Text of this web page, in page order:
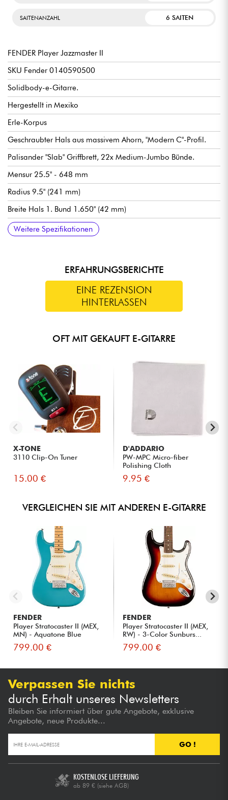
SAITENANZAHL 6 SAITEN
FENDER Player Jazzmaster II
SKU Fender 0140590500
Solidbody-e-Gitarre.
Hergestellt in Mexiko
Erle-Korpus
Geschraubter Hals aus massivem Ahorn, "Modern C"-Profil.
Palisander "Slab" Griffbrett, 22x Medium-Jumbo Bünde.
Mensur 25.5" - 648 mm
Radius 9.5" (241 mm)
Breite Hals 1. Bund 1.650" (42 mm)
Single-coil Tonabnehmer Fender Player Series Single-Coil
Alnico 5
Allgemeine Lautstärke
Allgemeiner Ton
3-fach Tonabnehmerwahlschalter
Traditioneller Steg/Vibrato Fender 6-Saddle Vintage-Style
Adjustable with "Floating" Tremolo Tailpiece
Fender ClassicGear stimmmechaniken
Hochglanz Polyester Korpus Finish
Hals Urethan Satin Finish
Empfohlene Saitenstärken (Standard Tuning): 9.42, 9.46
Weitere Spezifikationen
ERFAHRUNGSBERICHTE
EINE REZENSION
HINTERLASSEN
OFT MIT GEKAUFT E-GITARRE
X-TONE
3110 Clip-On Tuner
15.00 €
D'ADDARIO
PW-MPC Micro-fiber
Polishing Cloth
9.95 €
VERGLEICHEN SIE MIT ANDEREN E-GITARRE
FENDER
Player Stratocaster II (MEX,
MN) - Aquatone Blue
799.00 €
FENDER
Player Stratocaster II (MEX,
RW) - 3-Color Sunburs...
799.00 €
Verpassen Sie nichts
durch Erhalt unseres Newsletters
Bleiben Sie informiert über gute Angebote, exklusive
Angebote, neue Produkte...
GO !
KOSTENLOSE LIEFERUNG
ab 89 € (siehe AGB)